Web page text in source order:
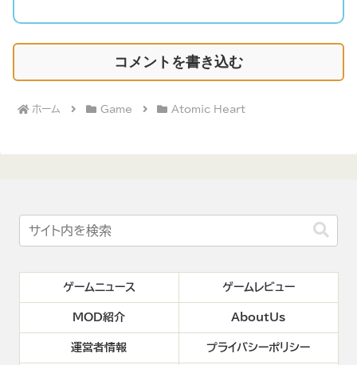
コメントを書き込む
ホーム Game Atomic Heart
ゲームニュース ゲームレビュー
MOD紹介 AboutUs
運営者情報 プライバシーポリシー